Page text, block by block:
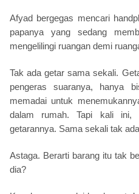
Afyad bergegas mencari
papanya yang sedang
mengelilingi ruangan demi
Tak ada getar sama sekali.
pengeras suaranya, hanya
memadai untuk
dalam rumah. Tapi kali
getarannya. Sama sekali tak
Astaga. Berarti barang itu tak
dia?